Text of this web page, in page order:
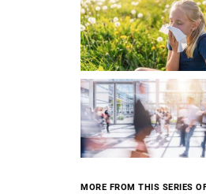
MORE FROM THIS SERIES